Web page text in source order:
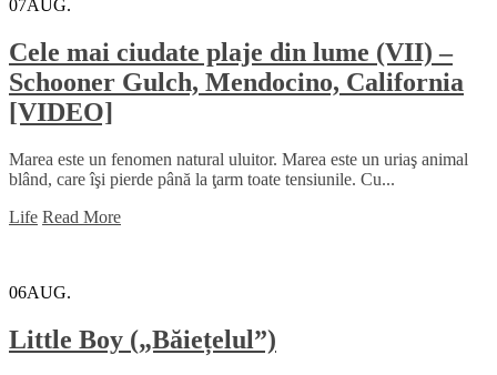
07AUG.
Cele mai ciudate plaje din lume (VII) –
Schooner Gulch, Mendocino, California
[VIDEO]
Marea este un fenomen natural uluitor. Marea este un uriaş animal
blând, care îşi pierde până la ţarm toate tensiunile. Cu...
Life Read More
06AUG.
Little Boy („Băiețelul”)